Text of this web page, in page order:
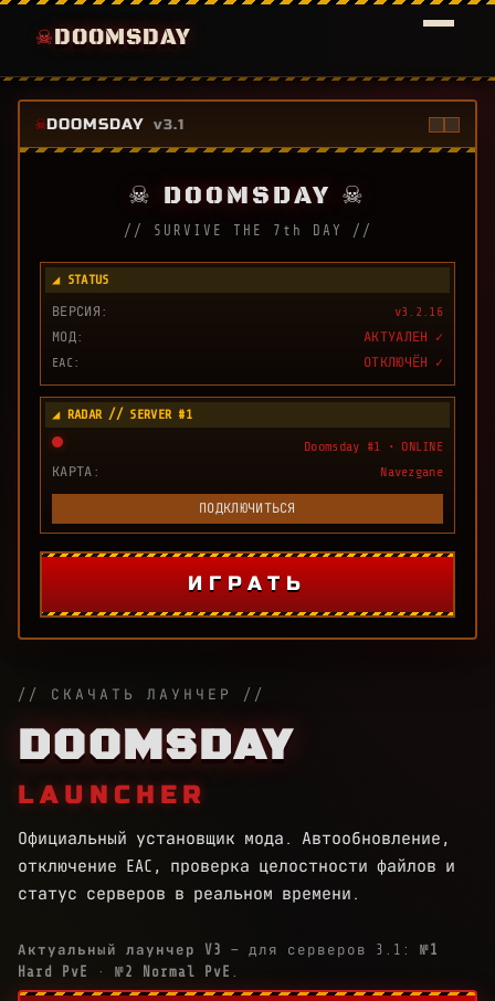
DOOMSDAY
// СКАЧАТЬ ЛАУНЧЕР //
DOOMSDAY
LAUNCHER
Официальный установщик мода. Автообновление,
отключение EAC, проверка целостности файлов и
статус серверов в реальном времени.
Актуальный лаунчер V3 — для серверов 3.1: №1
Hard PvE
· №2 Normal PvE .
☠DOOMSDAY v3.1
☠ DOOMSDAY ☠
// SURVIVE THE 7th DAY //
◢ STATUS
ВЕРСИЯ:
v3.2.16
МОД:
АКТУАЛЕН ✓
EAC:
ОТКЛЮЧЁН ✓
◢ RADAR // SERVER #1
Doomsday #1 • ONLINE
КАРТА:
Navezgane
ПОДКЛЮЧИТЬСЯ
ИГРАТЬ